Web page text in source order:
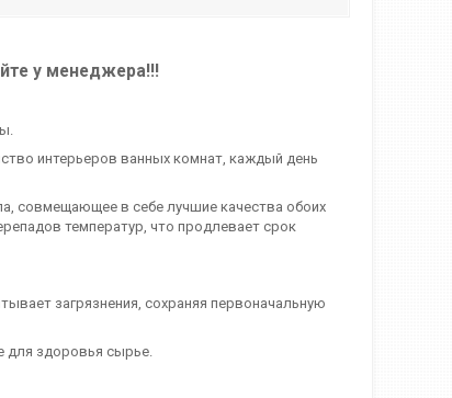
у менеджера!!!
интерьеров ванных комнат, каждый день
совмещающее в себе лучшие качества обоих
температур, что продлевает срок
загрязнения, сохраняя первоначальную
для здоровья сырье.